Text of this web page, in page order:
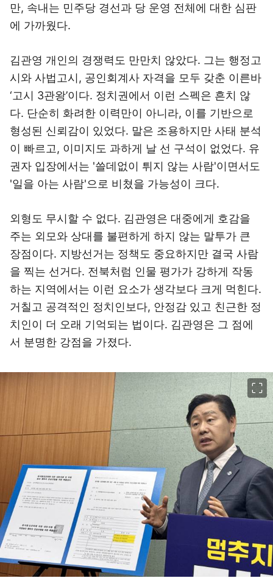
만, 속내는 민주당 경선과 당 운영 전체에 대한 심판
에 가까웠다.
김관영 개인의 경쟁력도 만만치 않았다. 그는 행정고
시와 사법고시, 공인회계사 자격을 모두 갖춘 이른바
‘고시 3관왕’이다. 정치권에서 이런 스펙은 흔치 않
다. 단순히 화려한 이력만이 아니라, 이를 기반으로
형성된 신뢰감이 있었다. 말은 조용하지만 사태 분석
이 빠르고, 이미지도 과하게 날 선 구석이 없었다. 유
권자 입장에서는 '쓸데없이 튀지 않는 사람'이면서도
'일을 아는 사람'으로 비쳤을 가능성이 크다.
외형도 무시할 수 없다. 김관영은 대중에게 호감을
주는 외모와 상대를 불편하게 하지 않는 말투가 큰
장점이다. 지방선거는 정책도 중요하지만 결국 사람
을 찍는 선거다. 전북처럼 인물 평가가 강하게 작동
하는 지역에서는 이런 요소가 생각보다 크게 먹힌다.
거칠고 공격적인 정치인보다, 안정감 있고 친근한 정
치인이 더 오래 기억되는 법이다. 김관영은 그 점에
서 분명한 강점을 가졌다.